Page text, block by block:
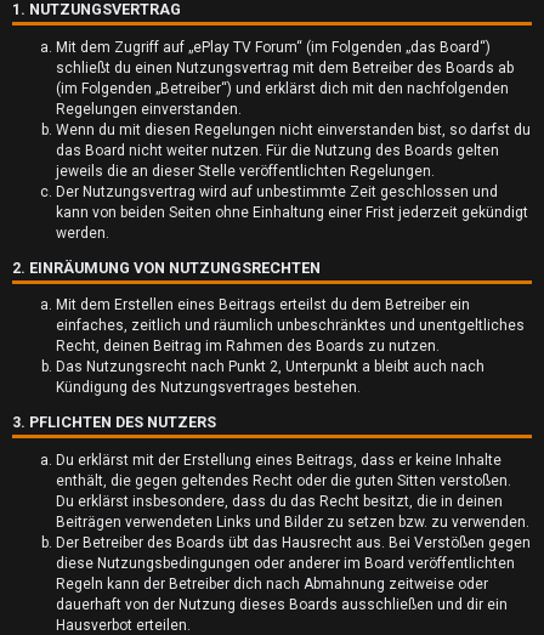
b
n
1. NUTZUNGSVERTRAG
Mit dem Zugriff auf „ePlay TV Forum“ (im Folgenden „das Board“)
schließt du einen Nutzungsvertrag mit dem Betreiber des Boards ab
(im Folgenden „Betreiber“) und erklärst dich mit den nachfolgenden
Regelungen einverstanden.
Wenn du mit diesen Regelungen nicht einverstanden bist, so darfst du
das Board nicht weiter nutzen. Für die Nutzung des Boards gelten
jeweils die an dieser Stelle veröffentlichten Regelungen.
Der Nutzungsvertrag wird auf unbestimmte Zeit geschlossen und
kann von beiden Seiten ohne Einhaltung einer Frist jederzeit gekündigt
werden.
2. EINRÄUMUNG VON NUTZUNGSRECHTEN
Mit dem Erstellen eines Beitrags erteilst du dem Betreiber ein
einfaches, zeitlich und räumlich unbeschränktes und unentgeltliches
Recht, deinen Beitrag im Rahmen des Boards zu nutzen.
Das Nutzungsrecht nach Punkt 2, Unterpunkt a bleibt auch nach
Kündigung des Nutzungsvertrages bestehen.
3. PFLICHTEN DES NUTZERS
Du erklärst mit der Erstellung eines Beitrags, dass er keine Inhalte
enthält, die gegen geltendes Recht oder die guten Sitten verstoßen.
Du erklärst insbesondere, dass du das Recht besitzt, die in deinen
Beiträgen verwendeten Links und Bilder zu setzen bzw. zu verwenden.
Der Betreiber des Boards übt das Hausrecht aus. Bei Verstößen gegen
diese Nutzungsbedingungen oder anderer im Board veröffentlichten
Regeln kann der Betreiber dich nach Abmahnung zeitweise oder
dauerhaft von der Nutzung dieses Boards ausschließen und dir ein
Hausverbot erteilen.